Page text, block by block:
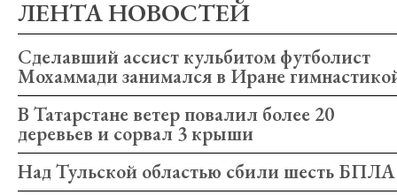
ЛЕНТА НОВОСТЕЙ
Сделавший ассист кульбитом футболист
Мохаммади занимался в Иране
В Татарстане ветер повалил более 20
деревьев и сорвал 3 крыши
Над Тульской областью сбили шесть БПЛА